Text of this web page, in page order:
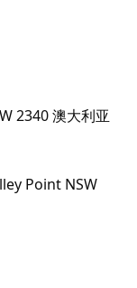
2340 澳大利亚